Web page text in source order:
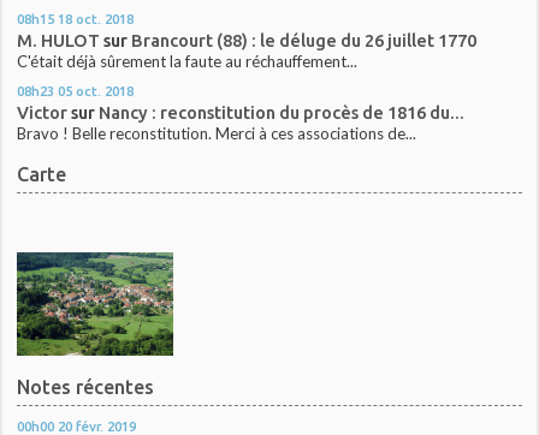
08h15 18 oct. 2018
M. HULOT sur Brancourt (88) : le déluge du 26 juillet 1770
C'était déjà sûrement la faute au réchauffement...
08h23 05 oct. 2018
Victorsur Nancy : reconstitution du procès de 1816 du...
Bravo ! Belle reconstitution. Merci à ces associations de...
Carte
Notes récentes
00h00 20 févr. 2019